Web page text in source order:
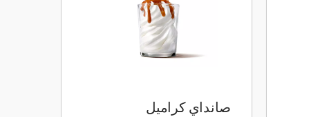
صانداي كراميل